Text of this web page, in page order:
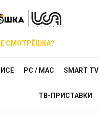
СМОТРЁШКА?
PC / MAC SMART TV
ТВ-ПРИСТАВКИ